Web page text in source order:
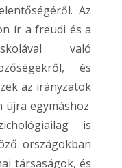
Az
ír a freudi és a
való
és
az irányzatok
újra egymáshoz.
is
országokban
társaságok, és